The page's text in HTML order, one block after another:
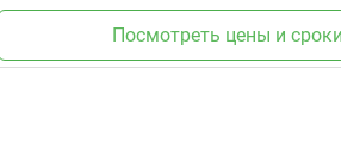
Посмотреть цены и сроки